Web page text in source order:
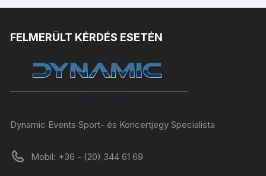
FELMERÜLT KÉRDÉS ESETÉN
Dynamic Events Sport- és Koncertjegy Specialista
Mobil: +36 - (20) 344 61 69